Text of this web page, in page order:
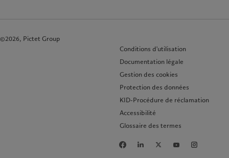
©2026, Pictet Group
Conditions d'utilisation
Documentation légale
Gestion des cookies
Protection des données
KID-Procédure de réclamation
Accessibilité
Glossaire des termes